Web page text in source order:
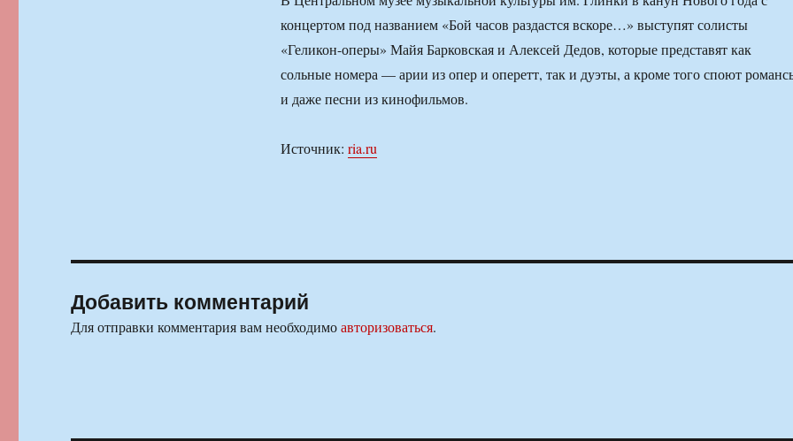
концертом под названием «Бой часов раздастся вскоре…» выступят солисты
«Геликон-оперы» Майя Барковская и Алексей Дедов, которые представят как
сольные номера — арии из опер и оперетт, так и дуэты, а кроме того споют
и даже песни из кинофильмов.
Источник: ria.ru
Добавить комментарий
Для отправки комментария вам необходимоавторизоваться.